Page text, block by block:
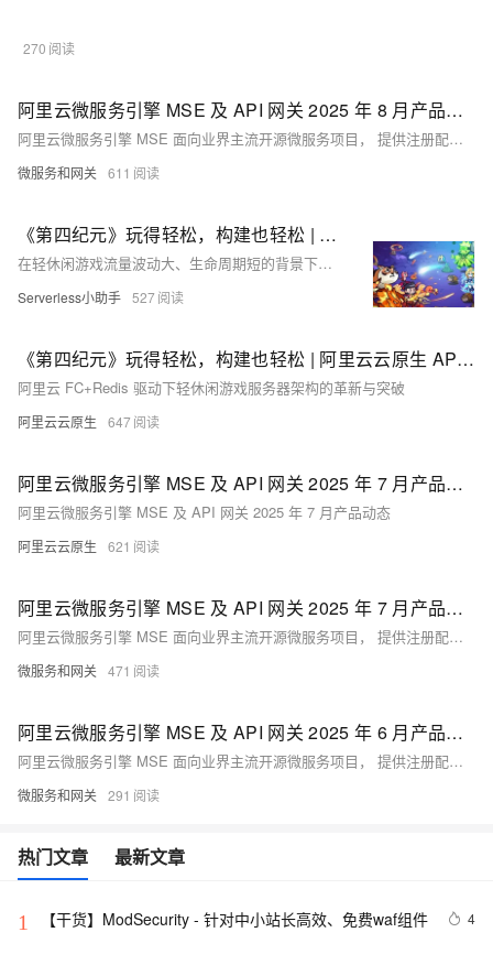
270
阿里云微服务引擎 MSE 及 API 网关 2025 年 8 月产品动态
阿里云微服务引擎 MSE 面向业界主流开源微服务项目， 提供注册配置中心和分布式协调（原生支持 Nacos/ZooKeeper/Eureka ）、云原生网关（原生支持Higress/Nginx/Envoy，遵循Ingress标准）、微服务治理（原生支持 Spring Cloud/Dubbo/Sentinel，遵循 OpenSergo 服务治理规范）能力。API 网关 (API Gateway），提供 APl 托管服务，覆盖设计、开发、测试、发布、售卖、运维监测、安全管控、下线等 API 生命周期阶段。帮助您快速构建以 API 为核心的系统架构．满足新技术引入、系统集成、业务中台等诸多场景需要。
微服务和网关 611
《第四纪元》玩得轻松，构建也轻松 | 阿里云云原生 API 网关、函数计算助力 IGame 快速构建轻休闲游戏
在轻休闲游戏流量波动大、生命周期短的背景下，传统架构难以应对成本与扩展挑战。本文介绍了基于阿里云函数计算 FC 和 Redis 构建的新一代服务器架构，实现弹性伸缩、成本优化与高效运维，助力轻休闲游戏快速迭代与稳定运营，提升开发效率并降低运维复杂度。
Serverless小助手 527
《第四纪元》玩得轻松，构建也轻松 | 阿里云云原生 API 网关、函数计算助力 IGame 快速构建轻休闲游戏
阿里云 FC+Redis 驱动下轻休闲游戏服务器架构的革新与突破
阿里云云原生 647
阿里云微服务引擎 MSE 及 API 网关 2025 年 7 月产品动态
阿里云微服务引擎 MSE 及 API 网关 2025 年 7 月产品动态
阿里云云原生 621
阿里云微服务引擎 MSE 及 API 网关 2025 年 7 月产品动态
阿里云微服务引擎 MSE 面向业界主流开源微服务项目， 提供注册配置中心和分布式协调（原生支持 Nacos/ZooKeeper/Eureka ）、云原生网关（原生支持Higress/Nginx/Envoy，遵循Ingress标准）、微服务治理（原生支持 Spring Cloud/Dubbo/Sentinel，遵循 OpenSergo 服务治理规范）能力。API 网关 (API Gateway），提供 APl 托管服务，覆盖设计、开发、测试、发布、售卖、运维监测、安全管控、下线等 API 生命周期阶段。帮助您快速构建以 API 为核心的系统架构．满足新技术引入、系统集成、业务中台等诸多场景需要。
微服务和网关 471
阿里云微服务引擎 MSE 及 API 网关 2025 年 6 月产品动态
阿里云微服务引擎 MSE 面向业界主流开源微服务项目， 提供注册配置中心和分布式协调（原生支持 Nacos/ZooKeeper/Eureka ）、云原生网关（原生支持Higress/Nginx/Envoy，遵循Ingress标准）、微服务治理（原生支持 Spring Cloud/Dubbo/Sentinel，遵循 OpenSergo 服务治理规范）能力。API 网关 (API Gateway），提供 APl 托管服务，覆盖设计、开发、测试、发布、售卖、运维监测、安全管控、下线等 API 生命周期阶段。帮助您快速构建以 API 为核心的系统架构．满足新技术引入、系统集成、业务中台等诸多场景需要。
微服务和网关 291
热门文章 最新文章
1 【干货】ModSecurity - 针对中小站长高效、免费waf组件 4